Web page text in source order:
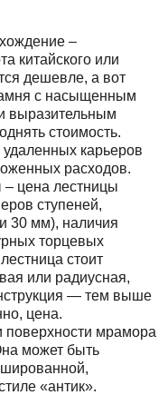
–
китайского или
дешевле, а вот
с насыщенным
выразительным
стоимость.
карьеров
расходов.
цена лестницы
ступеней,
30 мм), наличия
торцевых
стоит
или радиусная,
— тем выше
цена.
поверхности мрамора
может быть
«антик».